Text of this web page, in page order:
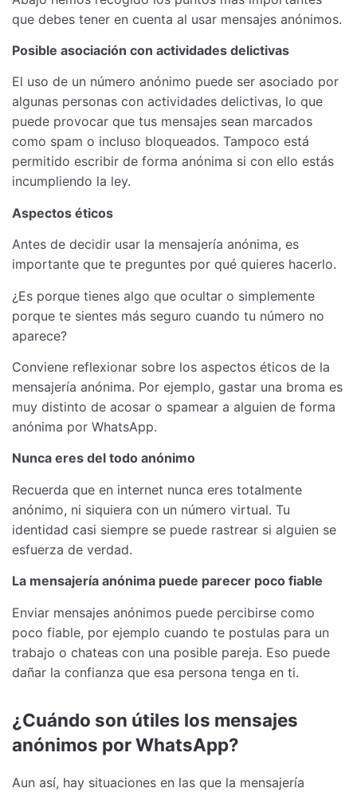
que debes tener en cuenta al usar mensajes anónimos.
Posible asociación con actividades delictivas
El uso de un número anónimo puede ser asociado por
algunas personas con actividades delictivas, lo que
puede provocar que tus mensajes sean marcados
como spam o incluso bloqueados. Tampoco está
permitido escribir de forma anónima si con ello estás
incumpliendo la ley.
Aspectos éticos
Antes de decidir usar la mensajería anónima, es
importante que te preguntes por qué quieres hacerlo.
¿Es porque tienes algo que ocultar o simplemente
porque te sientes más seguro cuando tu número no
aparece?
Conviene reflexionar sobre los aspectos éticos de la
mensajería anónima. Por ejemplo, gastar una broma es
muy distinto de acosar o spamear a alguien de forma
anónima por WhatsApp.
Nunca eres del todo anónimo
Recuerda que en internet nunca eres totalmente
anónimo, ni siquiera con un número virtual. Tu
identidad casi siempre se puede rastrear si alguien se
esfuerza de verdad.
La mensajería anónima puede parecer poco fiable
Enviar mensajes anónimos puede percibirse como
poco fiable, por ejemplo cuando te postulas para un
trabajo o chateas con una posible pareja. Eso puede
dañar la confianza que esa persona tenga en ti.
¿Cuándo son útiles los mensajes
anónimos por WhatsApp?
Aun así, hay situaciones en las que la mensajería